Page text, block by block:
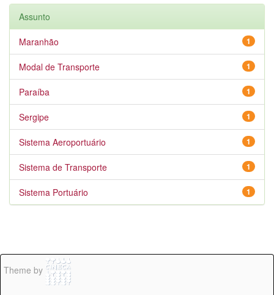
Assunto
1
Maranhão
1
Modal de Transporte
1
Paraíba
1
Sergipe
1
Sistema Aeroportuário
1
Sistema de Transporte
1
Sistema Portuário
Theme by